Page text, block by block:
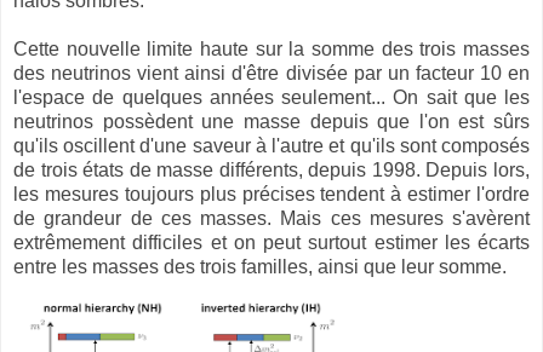
Cette nouvelle limite haute sur la somme des trois masses
des neutrinos vient ainsi d'être divisée par un facteur 10 en
l'espace de quelques années seulement... On sait que les
neutrinos possèdent une masse depuis que l'on est sûrs
qu'ils oscillent d'une saveur à l'autre et qu'ils sont composés
de trois états de masse différents, depuis 1998. Depuis lors,
les mesures toujours plus précises tendent à estimer l'ordre
de grandeur de ces masses. Mais ces mesures s'avèrent
extrêmement difficiles et on peut surtout estimer les écarts
entre les masses des trois familles, ainsi que leur somme.